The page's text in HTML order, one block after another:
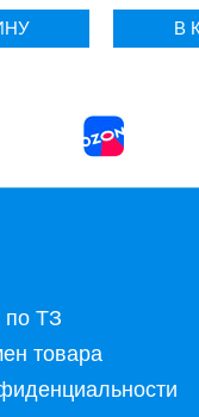
В
по ТЗ
товара